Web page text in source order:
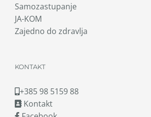
Samozastupanje
JA-KOM
Zajedno do zdravlja
KONTAKT
+385 98 5159 88
Kontakt